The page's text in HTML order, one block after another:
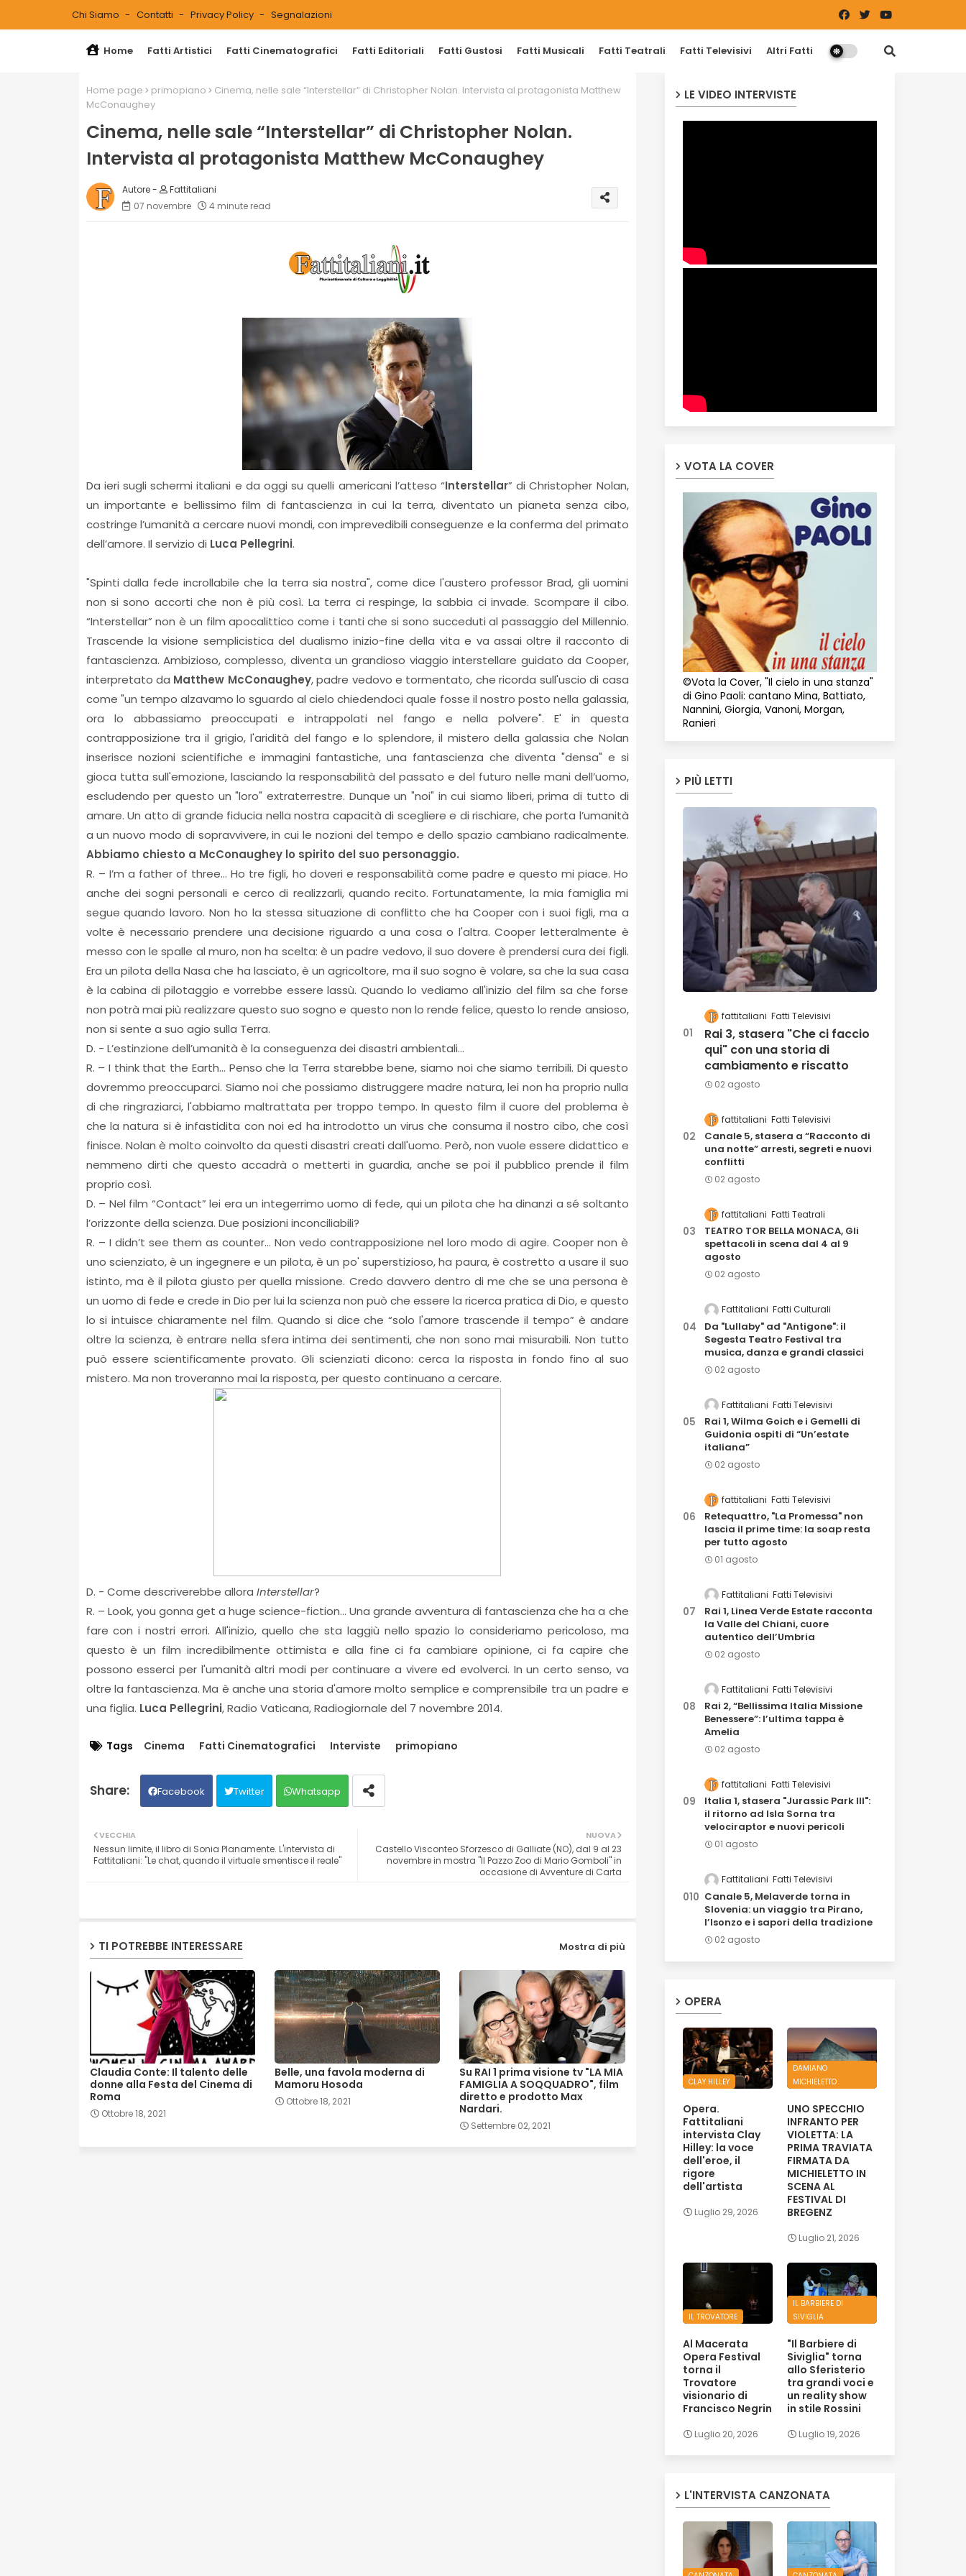
Chi Siamo Contatti Privacy Policy Segnalazioni
Home Fatti Artistici Fatti Cinematografici Fatti Editoriali Fatti Gustosi Fatti Musicali Fatti Teatrali Fatti Televisivi Altri Fatti
Home page primopiano
Cinema, nelle sale “Interstellar” di Christopher Nolan. Intervista al protagonista Matthew
McConaughey
Cinema, nelle sale “Interstellar” di Christopher Nolan.
Intervista al protagonista Matthew McConaughey
Fattitaliani
07 novembre
4 minute read
Da ieri sugli schermi italiani e da oggi su quelli americani l’atteso “Interstellar” di Christopher Nolan,
un importante e bellissimo film di fantascienza in cui la terra, diventato un pianeta senza cibo,
costringe l’umanità a cercare nuovi mondi, con imprevedibili conseguenze e la conferma del primato
dell’amore. Il servizio di Luca Pellegrini.
"Spinti dalla fede incrollabile che la terra sia nostra", come dice l'austero professor Brad, gli uomini
non si sono accorti che non è più così. La terra ci respinge, la sabbia ci invade. Scompare il cibo.
“Interstellar” non è un film apocalittico come i tanti che si sono succeduti al passaggio del Millennio.
Trascende la visione semplicistica del dualismo inizio-fine della vita e va assai oltre il racconto di
fantascienza. Ambizioso, complesso, diventa un grandioso viaggio interstellare guidato da Cooper,
interpretato da Matthew McConaughey, padre vedovo e tormentato, che ricorda sull'uscio di casa
come "un tempo alzavamo lo sguardo al cielo chiedendoci quale fosse il nostro posto nella galassia,
ora lo abbassiamo preoccupati e intrappolati nel fango e nella polvere". E' in questa
contrapposizione tra il grigio, l'aridità del fango e lo splendore, il mistero della galassia che Nolan
inserisce nozioni scientifiche e immagini fantastiche, una fantascienza che diventa "densa" e si
gioca tutta sull'emozione, lasciando la responsabilità del passato e del futuro nelle mani dell’uomo,
escludendo per questo un "loro" extraterrestre. Dunque un "noi" in cui siamo liberi, prima di tutto di
amare. Un atto di grande fiducia nella nostra capacità di scegliere e di rischiare, che porta l’umanità
a un nuovo modo di sopravvivere, in cui le nozioni del tempo e dello spazio cambiano radicalmente.
Abbiamo chiesto a McConaughey lo spirito del suo personaggio.
R. – I’m a father of three… Ho tre figli, ho doveri e responsabilità come padre e questo mi piace. Ho
anche dei sogni personali e cerco di realizzarli, quando recito. Fortunatamente, la mia famiglia mi
segue quando lavoro. Non ho la stessa situazione di conflitto che ha Cooper con i suoi figli, ma a
volte è necessario prendere una decisione riguardo a una cosa o l'altra. Cooper letteralmente è
messo con le spalle al muro, non ha scelta: è un padre vedovo, il suo dovere è prendersi cura dei figli.
Era un pilota della Nasa che ha lasciato, è un agricoltore, ma il suo sogno è volare, sa che la sua casa
è la cabina di pilotaggio e vorrebbe essere lassù. Quando lo vediamo all'inizio del film sa che forse
non potrà mai più realizzare questo suo sogno e questo non lo rende felice, questo lo rende ansioso,
non si sente a suo agio sulla Terra.
D. - L’estinzione dell’umanità è la conseguenza dei disastri ambientali...
R. – I think that the Earth... Penso che la Terra starebbe bene, siamo noi che siamo terribili. Di questo
dovremmo preoccuparci. Siamo noi che possiamo distruggere madre natura, lei non ha proprio nulla
di che ringraziarci, l'abbiamo maltrattata per troppo tempo. In questo film il cuore del problema è
che la natura si è infastidita con noi ed ha introdotto un virus che consuma il nostro cibo, che così
finisce. Nolan è molto coinvolto da questi disastri creati dall'uomo. Però, non vuole essere didattico e
nemmeno dirti che questo accadrà o metterti in guardia, anche se poi il pubblico prende il film
proprio così.
D. – Nel film “Contact” lei era un integerrimo uomo di fede, qui un pilota che ha dinanzi a sé soltanto
l’orizzonte della scienza. Due posizioni inconciliabili?
R. – I didn’t see them as counter... Non vedo contrapposizione nel loro modo di agire. Cooper non è
uno scienziato, è un ingegnere e un pilota, è un po' superstizioso, ha paura, è costretto a usare il suo
istinto, ma è il pilota giusto per quella missione. Credo davvero dentro di me che se una persona è
un uomo di fede e crede in Dio per lui la scienza non può che essere la ricerca pratica di Dio, e questo
lo si intuisce chiaramente nel film. Quando si dice che “solo l'amore trascende il tempo” è andare
oltre la scienza, è entrare nella sfera intima dei sentimenti, che non sono mai misurabili. Non tutto
può essere scientificamente provato. Gli scienziati dicono: cerca la risposta in fondo fino al suo
mistero. Ma non troveranno mai la risposta, per questo continuano a cercare.
D. - Come descriverebbe allora Interstellar?
R. – Look, you gonna get a huge science-fiction... Una grande avventura di fantascienza che ha a che
fare con i nostri errori. All'inizio, quello che sta laggiù nello spazio lo consideriamo pericoloso, ma
questo è un film incredibilmente ottimista e alla fine ci fa cambiare opinione, ci fa capire che
possono esserci per l'umanità altri modi per continuare a vivere ed evolverci. In un certo senso, va
oltre la fantascienza. Ma è anche una storia d'amore molto semplice e comprensibile tra un padre e
una figlia. Luca Pellegrini, Radio Vaticana, Radiogiornale del 7 novembre 2014.
Tags Cinema Fatti Cinematografici Interviste primopiano
Facebook Twitter Whatsapp
NUOVA
Castello Visconteo Sforzesco di Galliate (NO), dal 9 al 23
novembre in mostra "Il Pazzo Zoo di Mario Gomboli" in
occasione di Avventure di Carta
VECCHIA
Nessun limite, il libro di Sonia Planamente. L'intervista di
Fattitaliani: "Le chat, quando il virtuale smentisce il reale"
TI POTREBBE INTERESSARE Mostra di più
Claudia Conte: Il talento delle
donne alla Festa del Cinema di
Roma
Ottobre 18, 2021
Belle, una favola moderna di
Mamoru Hosoda
Ottobre 18, 2021
Su RAI 1 prima visione tv "LA MIA
FAMIGLIA A SOQQUADRO", film
diretto e prodotto Max
Nardari.
Settembre 02, 2021
LE VIDEO INTERVISTE
VOTA LA COVER
©Vota la Cover, "Il cielo in una stanza"
di Gino Paoli: cantano Mina, Battiato,
Nannini, Giorgia, Vanoni, Morgan,
Ranieri
PIÙ LETTI
fattitaliani Fatti Televisivi
Rai 3, stasera "Che ci faccio
qui" con una storia di
cambiamento e riscatto
02 agosto
fattitaliani Fatti Televisivi
Canale 5, stasera a “Racconto di
una notte” arresti, segreti e nuovi
conflitti
02 agosto
fattitaliani Fatti Teatrali
TEATRO TOR BELLA MONACA, Gli
spettacoli in scena dal 4 al 9
agosto
02 agosto
Fattitaliani Fatti Culturali
Da "Lullaby" ad "Antigone": il
Segesta Teatro Festival tra
musica, danza e grandi classici
02 agosto
Fattitaliani Fatti Televisivi
Rai 1, Wilma Goich e i Gemelli di
Guidonia ospiti di “Un’estate
italiana”
02 agosto
fattitaliani Fatti Televisivi
Retequattro, "La Promessa" non
lascia il prime time: la soap resta
per tutto agosto
01 agosto
Fattitaliani Fatti Televisivi
Rai 1, Linea Verde Estate racconta
la Valle del Chiani, cuore
autentico dell’Umbria
02 agosto
Fattitaliani Fatti Televisivi
Rai 2, “Bellissima Italia Missione
Benessere”: l’ultima tappa è
Amelia
02 agosto
fattitaliani Fatti Televisivi
Italia 1, stasera "Jurassic Park III":
il ritorno ad Isla Sorna tra
velociraptor e nuovi pericoli
01 agosto
Fattitaliani Fatti Televisivi
Canale 5, Melaverde torna in
Slovenia: un viaggio tra Pirano,
l’Isonzo e i sapori della tradizione
02 agosto
OPERA
CLAY HILLEY
Opera.
Fattitaliani
intervista Clay
Hilley: la voce
dell'eroe, il
rigore
dell'artista
Luglio 29, 2026
DAMIANO
MICHIELETTO
UNO SPECCHIO
INFRANTO PER
VIOLETTA: LA
PRIMA TRAVIATA
FIRMATA DA
MICHIELETTO IN
SCENA AL
FESTIVAL DI
BREGENZ
Luglio 21, 2026
IL TROVATORE
Al Macerata
Opera Festival
torna il
Trovatore
visionario di
Francisco Negrin
Luglio 20, 2026
IL BARBIERE DI
SIVIGLIA
"Il Barbiere di
Siviglia" torna
allo Sferisterio
tra grandi voci e
un reality show
in stile Rossini
Luglio 19, 2026
L'INTERVISTA CANZONATA